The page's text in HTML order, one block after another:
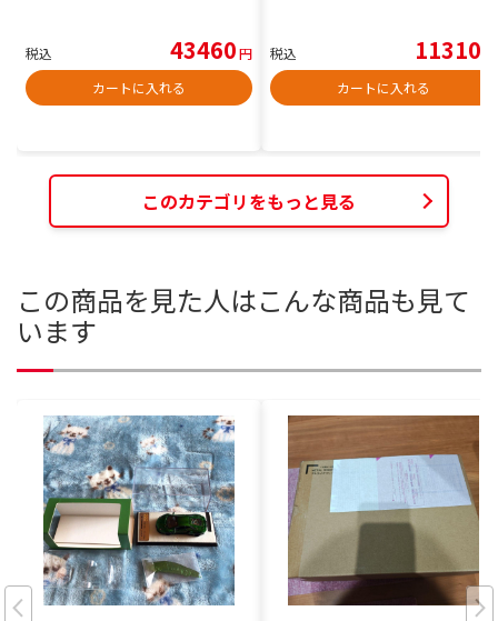
税込 43460円
カートに入れる
税込 11310
カートに入れる
このカテゴリをもっと見る
この商品を見た人はこんな商品も見て
います